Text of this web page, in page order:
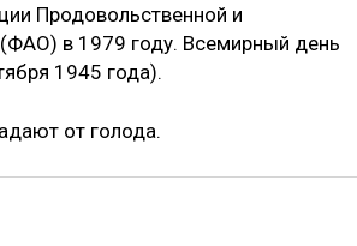
Продовольственной и
в 1979 году. Всемирный день
1945 года).
от голода.